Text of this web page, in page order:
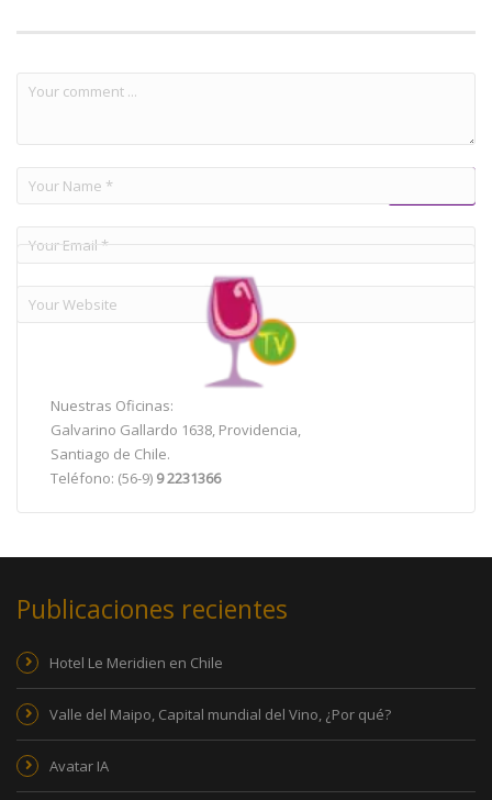
Nuestras Oficinas:
Galvarino Gallardo 1638, Providencia,
Santiago de Chile.
Teléfono: (56-9) 9 2231366
Publicaciones recientes
Hotel Le Meridien en Chile
Valle del Maipo, Capital mundial del Vino, ¿Por qué?
Avatar IA